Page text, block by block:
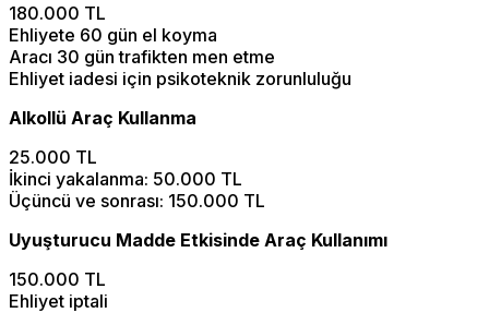
180.000 TL
Ehliyete 60 gün el koyma
Aracı 30 gün trafikten men etme
Ehliyet iadesi için psikoteknik zorunluluğu
Alkollü Araç Kullanma
25.000 TL
İkinci yakalanma: 50.000 TL
Üçüncü ve sonrası: 150.000 TL
Uyuşturucu Madde Etkisinde Araç Kullanımı
150.000 TL
Ehliyet iptali